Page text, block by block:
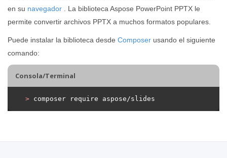
en su navegador . La biblioteca Aspose PowerPoint PPTX le
permite convertir archivos PPTX a muchos formatos populares.
Puede instalar la biblioteca desde Composer usando el siguiente
comando:
Consola/Terminal
> composer require aspose/slides